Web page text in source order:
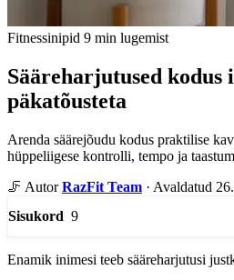
Fitnessinipid 9 min lugemist
Sääreharjutused kodus
päkatõusteta
Arenda säärejõudu kodus praktilise
hüppeliigese kontrolli, tempo ja
🦵 AutorRazFit Team · Avaldatud
Sisukord 9
Enamik inimesi teeb sääreharjutusi